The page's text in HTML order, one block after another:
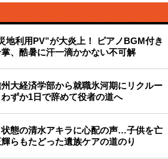
地利用PV”が大炎上！ ピアノBGM付き
、酷暑に汗一滴かかない不可解
大経済学部から就職氷河期にリクルー
わずか1日で辞めて役者の道へ
態の清水アキラに心配の声…子供を亡
らもたどった遺族ケアの道のり